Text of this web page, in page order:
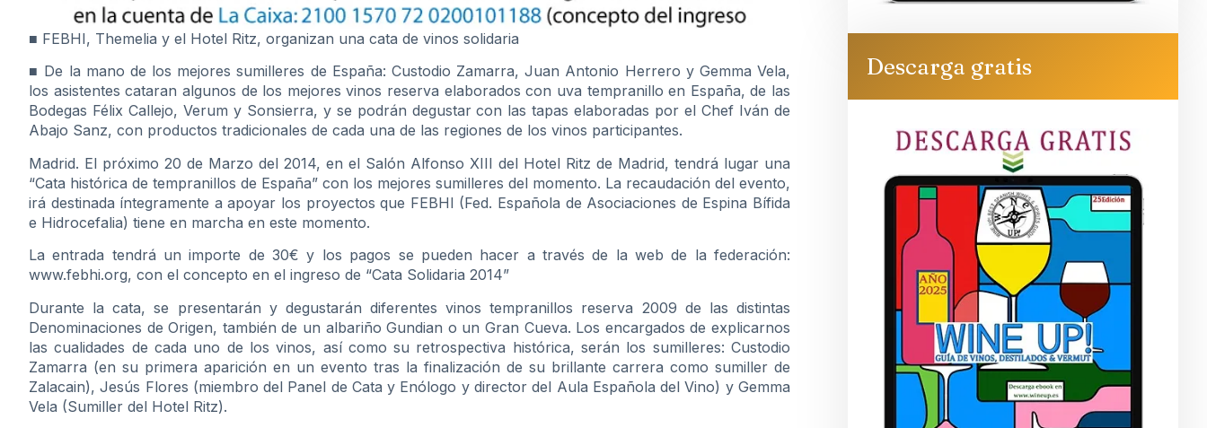
■ FEBHI, Themelia y el Hotel Ritz, organizan una cata de vinos solidaria
■ De la mano de los mejores sumilleres de España: Custodio Zamarra, Juan Antonio Herrero y Gemma Vela,
los asistentes cataran algunos de los mejores vinos reserva elaborados con uva tempranillo en España, de las
Bodegas Félix Callejo, Verum y Sonsierra, y se podrán degustar con las tapas elaboradas por el Chef Iván de
Abajo Sanz, con productos tradicionales de cada una de las regiones de los vinos participantes.
Madrid. El próximo 20 de Marzo del 2014, en el Salón Alfonso XIII del Hotel Ritz de Madrid, tendrá lugar una
“Cata histórica de tempranillos de España” con los mejores sumilleres del momento. La recaudación del evento,
irá destinada íntegramente a apoyar los proyectos que FEBHI (Fed. Española de Asociaciones de Espina Bífida
e Hidrocefalia) tiene en marcha en este momento.
La entrada tendrá un importe de 30€ y los pagos se pueden hacer a través de la web de la federación:
www.febhi.org, con el concepto en el ingreso de “Cata Solidaria 2014”
Durante la cata, se presentarán y degustarán diferentes vinos tempranillos reserva 2009 de las distintas
Denominaciones de Origen, también de un albariño Gundian o un Gran Cueva. Los encargados de explicarnos
las cualidades de cada uno de los vinos, así como su retrospectiva histórica, serán los sumilleres: Custodio
Zamarra (en su primera aparición en un evento tras la finalización de su brillante carrera como sumiller de
Zalacain), Jesús Flores (miembro del Panel de Cata y Enólogo y director del Aula Española del Vino) y Gemma
Vela (Sumiller del Hotel Ritz).
Descarga gratis